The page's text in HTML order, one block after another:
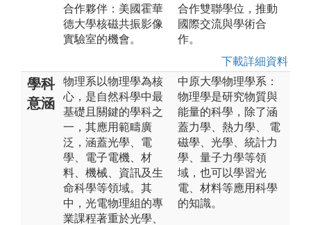
合作夥伴：美國霍華
德大學核磁共振影像
實驗室的機會。
合作雙聯學位，推動
國際交流與學術合
作。
下載詳細資料
學科
意涵
物理系以物理學為核
心，是自然科學中最
基礎且關鍵的學科之
一，其應用範疇廣
泛，涵蓋光學、電
學、電子電機、材
料、機械、資訊及生
命科學等領域。其
中，光電物理組的專
業課程著重於光學、
中原大學物理學系：
物理學是研究物質與
能量的科學，除了涵
蓋力學、熱力學、 電
磁學、光學、統計力
學、量子力學等領
域，也可以學習光
電、材料等應用科學
的知識。